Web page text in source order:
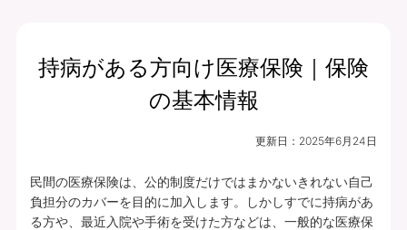
持病がある方向け医療保険｜保険
の基本情報
更新日： 2025年6月24日
民間の医療保険は、公的制度だけではまかないきれない自己
負担分のカバーを目的に加入します。しかしすでに持病があ
る方や、最近入院や手術を受けた方などは、一般的な医療保